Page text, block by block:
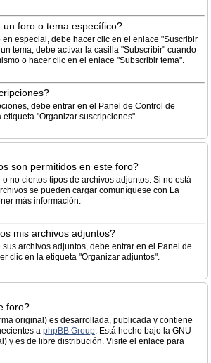
foro o tema específico?
en especial, debe hacer clic en el enlace "Suscribir
tema, debe activar la casilla "Subscribir" cuando
o hacer clic en el enlace "Subscribir tema".
debe entrar en el Panel de Control de
etiqueta "Organizar suscripciones".
son permitidos en este foro?
no ciertos tipos de archivos adjuntos. Si no está
se pueden cargar comuníquese con La
más información.
mis archivos adjuntos?
sus archivos adjuntos, debe entrar en el Panel de
clic en la etiqueta "Organizar adjuntos".
foro?
original) es desarrollada, publicada y contiene
a phpBB Group. Está hecho bajo la GNU
y es de libre distribución. Visite el enlace para